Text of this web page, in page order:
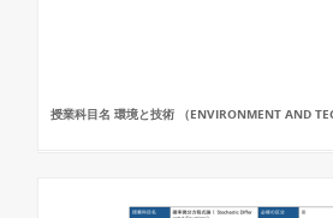
授業科目名 環境と技術 （ENVIRONMENT AND